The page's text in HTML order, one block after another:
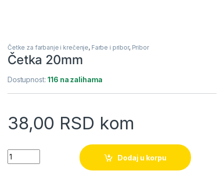
Četke za farbanje i krečenje, Farbe i pribor, Pribor
Četka 20mm
Dostupnost:116 na zalihama
38,00 RSD kom
Četka 20mm quantity
Dodaj u korpu